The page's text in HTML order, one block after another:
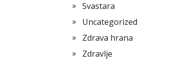
Svastara
Uncategorized
Zdrava hrana
Zdravlje